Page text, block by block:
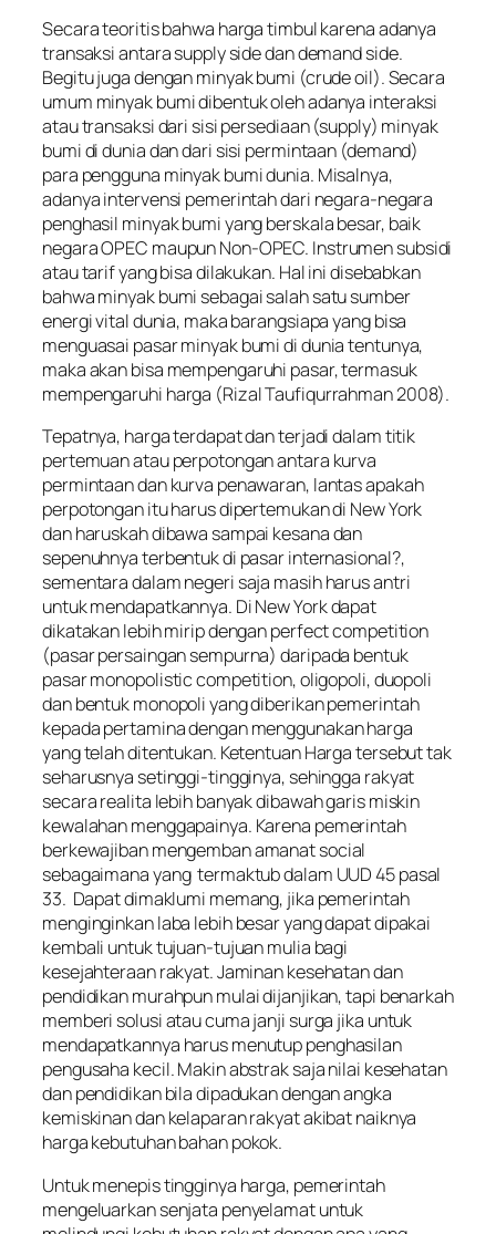
Secara teoritis bahwa harga timbul karena adanya
transaksi antara supply side dan demand side.
Begitu juga dengan minyak bumi (crude oil). Secara
umum minyak bumi dibentuk oleh adanya interaksi
atau transaksi dari sisi persediaan (supply) minyak
bumi di dunia dan dari sisi permintaan (demand)
para pengguna minyak bumi dunia. Misalnya,
adanya intervensi pemerintah dari negara-negara
penghasil minyak bumi yang berskala besar, baik
negara OPEC maupun Non-OPEC. Instrumen subsidi
atau tarif yang bisa dilakukan. Hal ini disebabkan
bahwa minyak bumi sebagai salah satu sumber
energi vital dunia, maka barangsiapa yang bisa
menguasai pasar minyak bumi di dunia tentunya,
maka akan bisa mempengaruhi pasar, termasuk
mempengaruhi harga (Rizal Taufiqurrahman 2008).
Tepatnya, harga terdapat dan terjadi dalam titik
pertemuan atau perpotongan antara kurva
permintaan dan kurva penawaran, lantas apakah
perpotongan itu harus dipertemukan di New York
dan haruskah dibawa sampai kesana dan
sepenuhnya terbentuk di pasar internasional?,
sementara dalam negeri saja masih harus antri
untuk mendapatkannya. Di New York dapat
dikatakan lebih mirip dengan perfect competition
(pasar persaingan sempurna) daripada bentuk
pasar monopolistic competition, oligopoli, duopoli
dan bentuk monopoli yang diberikan pemerintah
kepada pertamina dengan menggunakan harga
yang telah ditentukan. Ketentuan Harga tersebut tak
seharusnya setinggi-tingginya, sehingga rakyat
secara realita lebih banyak dibawah garis miskin
kewalahan menggapainya. Karena pemerintah
berkewajiban mengemban amanat social
sebagaimana yang termaktub dalam UUD 45 pasal
33. Dapat dimaklumi memang, jika pemerintah
menginginkan laba lebih besar yang dapat dipakai
kembali untuk tujuan-tujuan mulia bagi
kesejahteraan rakyat. Jaminan kesehatan dan
pendidikan murahpun mulai dijanjikan, tapi benarkah
memberi solusi atau cuma janji surga jika untuk
mendapatkannya harus menutup penghasilan
pengusaha kecil. Makin abstrak saja nilai kesehatan
dan pendidikan bila dipadukan dengan angka
kemiskinan dan kelaparan rakyat akibat naiknya
harga kebutuhan bahan pokok.
Untuk menepis tingginya harga, pemerintah
mengeluarkan senjata penyelamat untuk